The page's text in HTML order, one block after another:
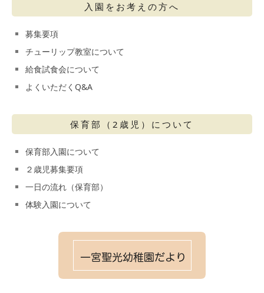
入園をお考えの方へ
募集要項
チューリップ教室について
給食試食会について
よくいただくQ&A
保育部（2歳児）について
保育部入園について
２歳児募集要項
一日の流れ（保育部）
体験入園について